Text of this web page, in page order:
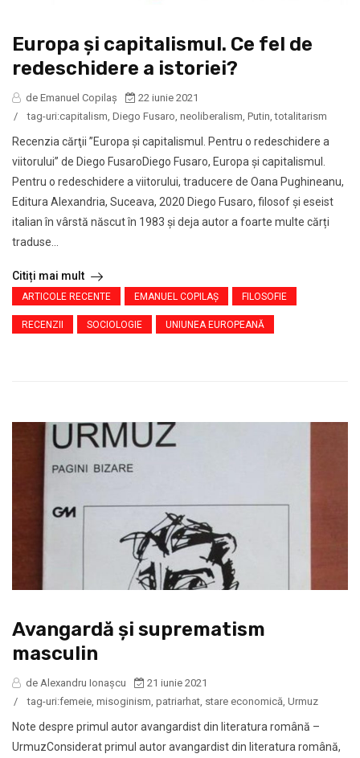
Europa și capitalismul. Ce fel de
redeschidere a istoriei?
de Emanuel Copilaș
22 iunie 2021
/
tag-uri:capitalism, Diego Fusaro, neoliberalism, Putin,totalitarism
Recenzia cărţii ”Europa şi capitalismul. Pentru o redeschidere a
viitorului” de Diego FusaroDiego Fusaro, Europa și capitalismul.
Pentru o redeschidere a viitorului, traducere de Oana Pughineanu,
Editura Alexandria, Suceava, 2020 Diego Fusaro, filosof și eseist
italian în vârstă născut în 1983 și deja autor a foarte multe cărți
traduse...
Citiți mai mult
ARTICOLE RECENTE EMANUEL COPILAȘ FILOSOFIE
RECENZII SOCIOLOGIE UNIUNEA EUROPEANĂ
Avangardă şi suprematism
masculin
de Alexandru Ionaşcu
21 iunie 2021
/
tag-uri:femeie, misoginism, patriarhat, stare economică, Urmuz
Note despre primul autor avangardist din literatura română –
UrmuzConsiderat primul autor avangardist din literatura română,